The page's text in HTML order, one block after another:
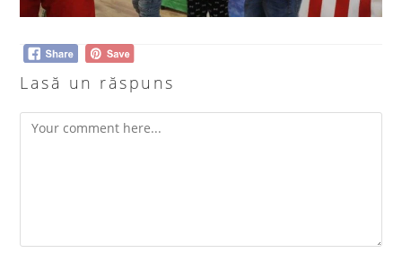
Lasă un răspuns
Comment